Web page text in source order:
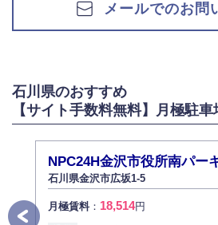
メールでのお問
石川県のおすすめ
【サイト手数料無料】月極駐車
NPC24H金沢市役所南パー
石川県金沢市広坂1-5
月極賃料： 18,514円